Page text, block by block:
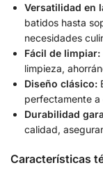
Versatilidad en
batidos hasta
necesidades
Fácil de limpiar:
limpieza,
Diseño clásico:
perfectamente a
Durabilidad
calidad,
Características